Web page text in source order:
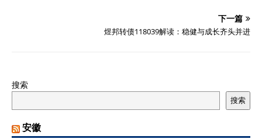
下一篇
煜邦转债118039解读：稳健与成长齐头并进
搜索
搜索
安徽